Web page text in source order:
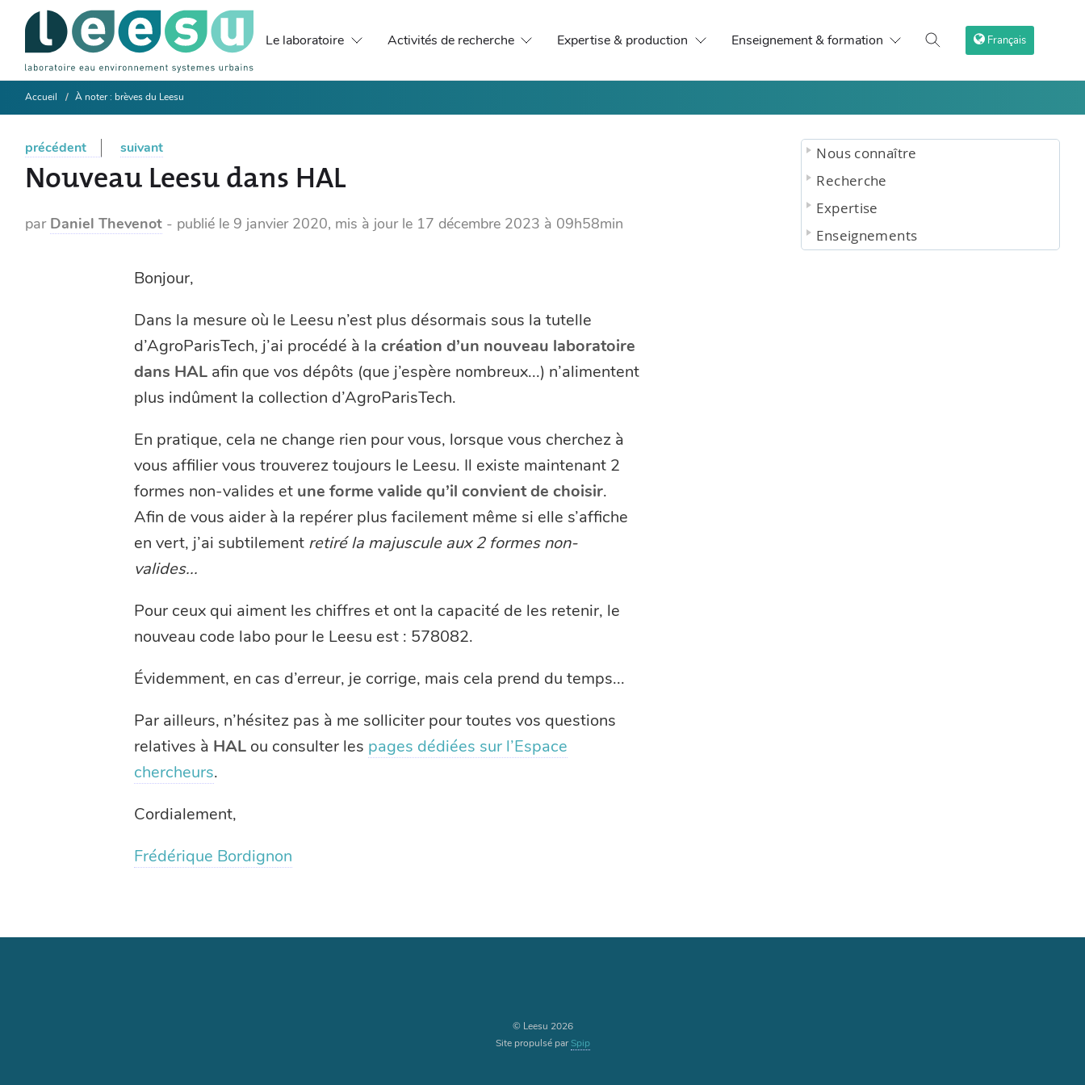
Le laboratoire Activités de recherche Expertise & production Enseignement & formation Français
Accueil À noter : brèves du Leesu
précédent suivant
Nouveau Leesu dans HAL
par Daniel Thevenot - publié le 9 janvier 2020, mis à jour le 17 décembre 2023 à 09h58min
Bonjour,
Dans la mesure où le Leesu n’est plus désormais sous la tutelle
d’AgroParisTech, j’ai procédé à la création d’un nouveau laboratoire
dans HALafin que vos dépôts (que j’espère nombreux...) n’alimentent
plus indûment la collection d’AgroParisTech.
En pratique, cela ne change rien pour vous, lorsque vous cherchez à
vous affilier vous trouverez toujours le Leesu. Il existe maintenant 2
formes non-valides et une forme valide qu’il convient de choisir.
Afin de vous aider à la repérer plus facilement même si elle s’affiche
en vert, j’ai subtilement retiré la majuscule aux 2 formes non-
valides...
Pour ceux qui aiment les chiffres et ont la capacité de les retenir, le
nouveau code labo pour le Leesu est : 578082.
Évidemment, en cas d’erreur, je corrige, mais cela prend du temps...
Par ailleurs, n’hésitez pas à me solliciter pour toutes vos questions
relatives à HALou consulter les pages dédiées sur l’Espace
chercheurs.
Cordialement,
Frédérique Bordignon
Nous connaître
Recherche
Expertise
Enseignements
© Leesu 2026
Site propulsé parSpip